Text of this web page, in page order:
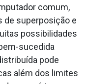
comum,
de superposição e
possibilidades
sucedida
pode
além dos limites